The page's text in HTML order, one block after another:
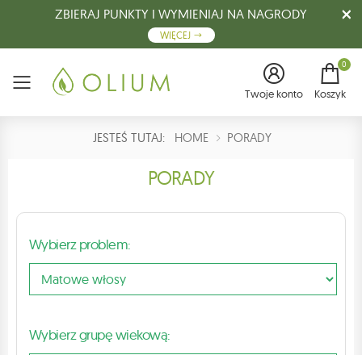
ZBIERAJ PUNKTY I WYMIENIAJ NA NAGRODY
WIĘCEJ
Menu Twoje konto
0
Koszyk
JESTEŚ TUTAJ: HOME PORADY
PORADY
Wybierz problem:
Wybierz grupę wiekową: